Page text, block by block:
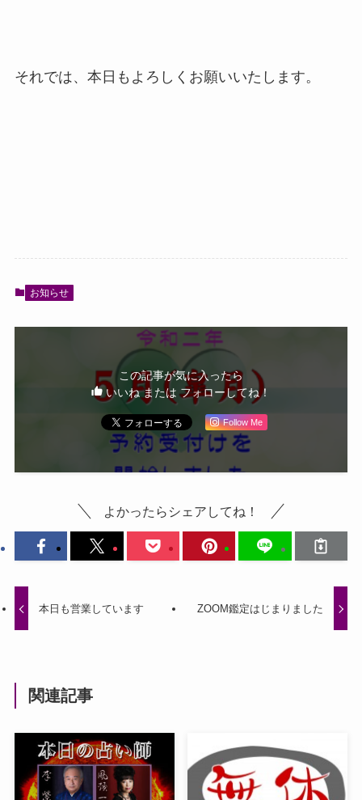
それでは、本日もよろしくお願いいたします。
お知らせ
この記事が気に入ったら
いいね または フォローしてね！
Follow Me
よかったらシェアしてね！
本日も営業しています ZOOM鑑定はじまりました
関連記事